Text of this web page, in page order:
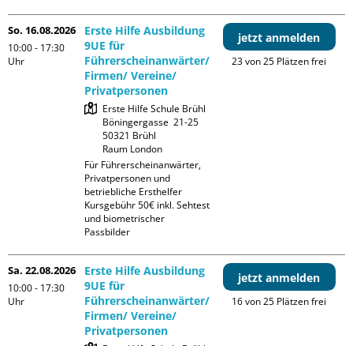
So. 16.08.2026
10:00 - 17:30
Uhr
Erste Hilfe Ausbildung
9UE für
Führerscheinanwärter/
Firmen/ Vereine/
Privatpersonen
Erste Hilfe Schule Brühl
Böningergasse  21-25
50321 Brühl
Raum London
Für Führerscheinanwärter,
Privatpersonen und
betriebliche Ersthelfer
Kursgebühr 50€ inkl. Sehtest
und biometrischer
Passbilder
jetzt anmelden
23 von 25 Plätzen frei
Sa. 22.08.2026
10:00 - 17:30
Uhr
Erste Hilfe Ausbildung
9UE für
Führerscheinanwärter/
Firmen/ Vereine/
Privatpersonen
jetzt anmelden
16 von 25 Plätzen frei